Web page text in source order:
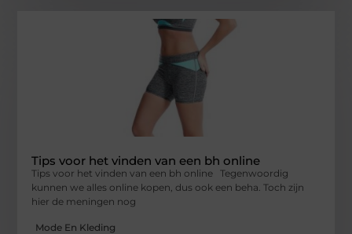
Tips voor het vinden van een bh online
Tips voor het vinden van een bh online Tegenwoordig
kunnen we alles online kopen, dus ook een beha. Toch zijn
hier de meningen nog
Mode En Kleding